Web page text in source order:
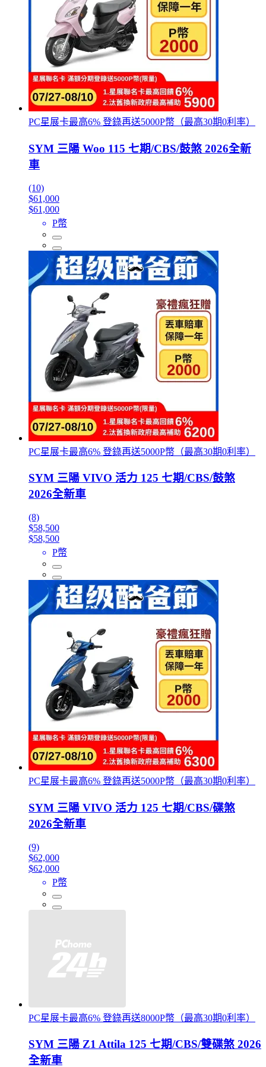
PC星展卡最高6% 登錄再送5000P幣（最高30期0利率）
SYM 三陽 Woo 115 七期/CBS/鼓煞 2026全新
車
(10)
$61,000
$61,000
P幣
PC星展卡最高6% 登錄再送5000P幣（最高30期0利率）
SYM 三陽 VIVO 活力 125 七期/CBS/鼓煞
2026全新車
(8)
$58,500
$58,500
P幣
PC星展卡最高6% 登錄再送5000P幣（最高30期0利率）
SYM 三陽 VIVO 活力 125 七期/CBS/碟煞
2026全新車
(9)
$62,000
$62,000
P幣
PC星展卡最高6% 登錄再送8000P幣（最高30期0利率）
SYM 三陽 Z1 Attila 125 七期/CBS/雙碟煞 2026
全新車